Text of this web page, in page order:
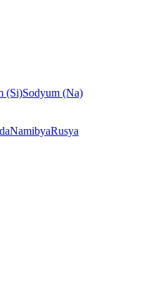
(Si)Sodyum (Na)
NamibyaRusya